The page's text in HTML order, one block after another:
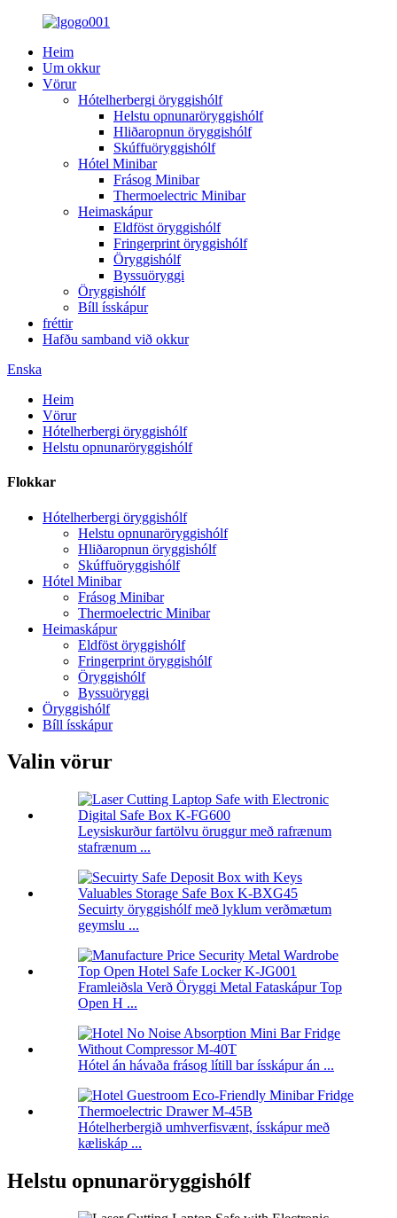
Heim
Um okkur
Vörur
Hótelherbergi öryggishólf
Helstu opnunaröryggishólf
Hliðaropnun öryggishólf
Skúffuöryggishólf
Hótel Minibar
Frásog Minibar
Thermoelectric Minibar
Heimaskápur
Eldföst öryggishólf
Fringerprint öryggishólf
Öryggishólf
Byssuöryggi
Öryggishólf
Bíll ísskápur
fréttir
Hafðu samband við okkur
Enska
Heim
Vörur
Hótelherbergi öryggishólf
Helstu opnunaröryggishólf
Flokkar
Hótelherbergi öryggishólf
Helstu opnunaröryggishólf
Hliðaropnun öryggishólf
Skúffuöryggishólf
Hótel Minibar
Frásog Minibar
Thermoelectric Minibar
Heimaskápur
Eldföst öryggishólf
Fringerprint öryggishólf
Öryggishólf
Byssuöryggi
Öryggishólf
Bíll ísskápur
Valin vörur
Leysiskurður fartölvu öruggur með rafrænum
stafrænum ...
Secuirty öryggishólf með lyklum verðmætum
geymslu ...
Framleiðsla Verð Öryggi Metal Fataskápur Top
Open H ...
Hótel án hávaða frásog lítill bar ísskápur án ...
Hótelherbergið umhverfisvænt, ísskápur með
kæliskáp ...
Helstu opnunaröryggishólf